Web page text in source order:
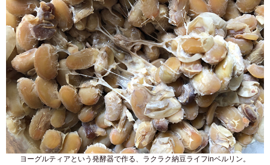
ヨーグルティアという発酵器で作る、ラクラク納豆ライフinベルリン。